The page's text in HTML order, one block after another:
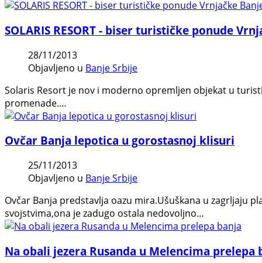
SOLARIS RESORT - biser turističke ponude
28/11/2013
Objavljeno u Banje Srbije
Solaris Resort je nov i moderno opremljen objekat u
promenade.…
Ovčar Banja lepotica u gorostasnoj klisuri
25/11/2013
Objavljeno u Banje Srbije
Ovčar Banja predstavlja oazu mira.Ušuškana u zagrljaju
svojstvima,ona je zadugo ostala nedovoljno…
Na obali jezera Rusanda u Melencima prelepa